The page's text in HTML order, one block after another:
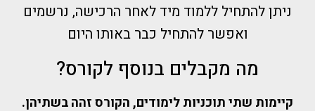
ניתן להתחיל ללמוד מיד לאחר הרכישה, נרשמים
ואפשר להתחיל כבר באותו היום
מה מקבלים בנוסף לקורס?
קיימות שתי תוכניות לימודים, הקורס זהה בשתיהן.